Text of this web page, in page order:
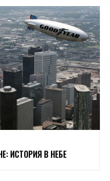
ИСТОРИЯ В НЕБЕ